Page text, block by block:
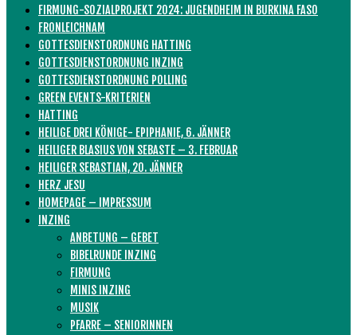
FIRMUNG-SOZIALPROJEKT 2024: JUGENDHEIM IN BURKINA FASO
FRONLEICHNAM
GOTTESDIENSTORDNUNG HATTING
GOTTESDIENSTORDNUNG INZING
GOTTESDIENSTORDNUNG POLLING
GREEN EVENTS-KRITERIEN
HATTING
HEILIGE DREI KÖNIGE- EPIPHANIE, 6. JÄNNER
HEILIGER BLASIUS VON SEBASTE – 3. FEBRUAR
HEILIGER SEBASTIAN, 20. JÄNNER
HERZ JESU
HOMEPAGE – IMPRESSUM
INZING
ANBETUNG – GEBET
BIBELRUNDE INZING
FIRMUNG
MINIS INZING
MUSIK
PFARRE – SENIORINNEN